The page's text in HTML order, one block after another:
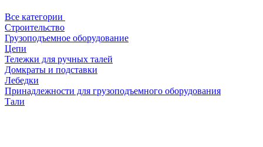
Все категории
Строительство
Грузоподъемное оборудование
Цепи
Тележки для ручных талей
Домкраты и подставки
Лебедки
Принадлежности для грузоподъемного оборудования
Тали